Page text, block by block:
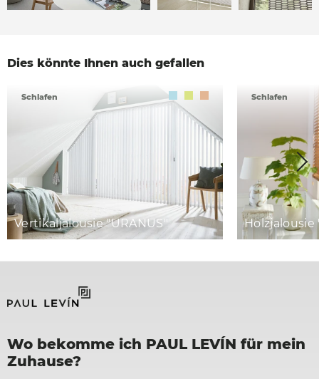
Dies könnte Ihnen auch gefallen
Vertikaljalousie "URANUS"
Schlafen
Holzjalousie
Schlafen
Wo bekomme ich PAUL LEVÍN für mein
Zuhause?